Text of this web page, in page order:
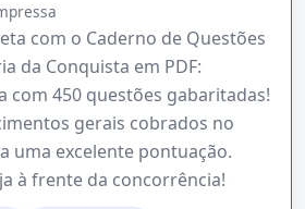
com o Caderno de Questões
da Conquista em PDF:
com 450 questões gabaritadas!
gerais cobrados no
uma excelente pontuação.
à frente da concorrência!